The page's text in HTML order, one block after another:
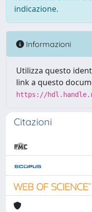
indicazione.
Informazioni
Utilizza questo
link a questo
https://
Citazioni